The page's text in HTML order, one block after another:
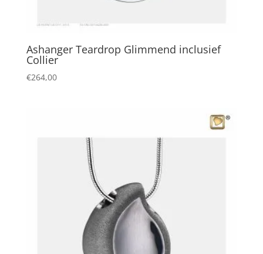
Ashanger Teardrop Glimmend inclusief
Collier
€264,00